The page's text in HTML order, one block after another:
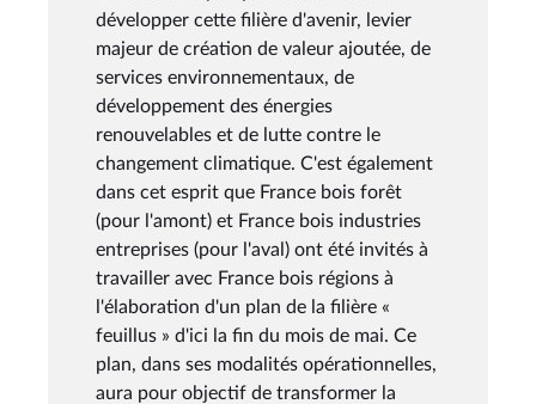
développer cette filière d'avenir, levier
majeur de création de valeur ajoutée, de
services environnementaux, de
développement des énergies
renouvelables et de lutte contre le
changement climatique. C'est également
dans cet esprit que France bois forêt
(pour l'amont) et France bois industries
entreprises (pour l'aval) ont été invités à
travailler avec France bois régions à
l'élaboration d'un plan de la filière «
feuillus » d'ici la fin du mois de mai. Ce
plan, dans ses modalités opérationnelles,
aura pour objectif de transformer la